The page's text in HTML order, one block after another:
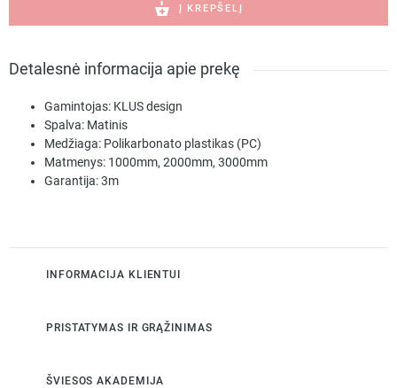
dangtelis
Į KREPŠELĮ
Detalesnė informacija apie prekę
Gamintojas: KLUS design
Spalva: Matinis
Medžiaga: Polikarbonato plastikas (PC)
Matmenys: 1000mm, 2000mm, 3000mm
Garantija:3m
INFORMACIJA KLIENTUI
PRISTATYMAS IR GRĄŽINIMAS
ŠVIESOS AKADEMIJA